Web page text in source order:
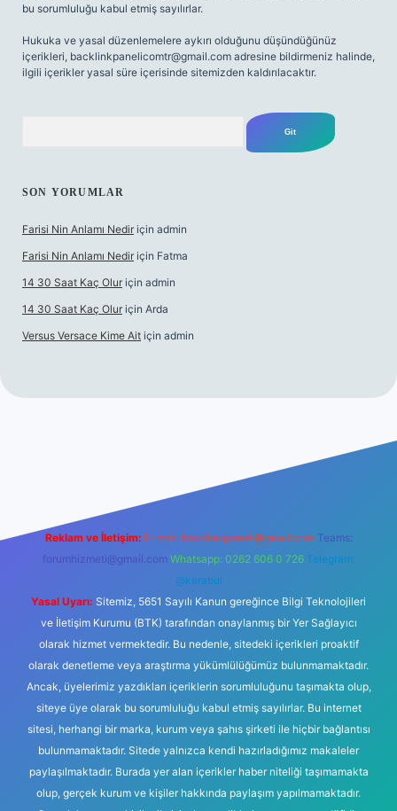
bu sorumluluğu kabul etmiş sayılırlar.
Hukuka ve yasal düzenlemelere aykırı olduğunu düşündüğünüz
içerikleri, backlinkpanelicomtr@gmail.com adresine bildirmeniz halinde,
ilgili içerikler yasal süre içerisinde sitemizden kaldırılacaktır.
SON YORUMLAR
Farisi Nin Anlamı Nedir için admin
Farisi Nin Anlamı Nedir için Fatma
14 30 Saat Kaç Olur için admin
14 30 Saat Kaç Olur için Arda
Versus Versace Kime Ait için admin
Reklam ve İletişim: E-mail: backlinkpaneli@gmail.com Teams:
forumhizmeti@gmail.com Whatsapp: 0262 606 0 726 Telegram:
@karabul
Yasal Uyarı: Sitemiz, 5651 Sayılı Kanun gereğince Bilgi Teknolojileri
ve İletişim Kurumu (BTK) tarafından onaylanmış bir Yer Sağlayıcı
olarak hizmet vermektedir. Bu nedenle, sitedeki içerikleri proaktif
olarak denetleme veya araştırma yükümlülüğümüz bulunmamaktadır.
Ancak, üyelerimiz yazdıkları içeriklerin sorumluluğunu taşımakta olup,
siteye üye olarak bu sorumluluğu kabul etmiş sayılırlar. Bu internet
sitesi, herhangi bir marka, kurum veya şahıs şirketi ile hiçbir bağlantısı
bulunmamaktadır. Sitede yalnızca kendi hazırladığımız makaleler
paylaşılmaktadır. Burada yer alan içerikler haber niteliği taşımamakta
olup, gerçek kurum ve kişiler hakkında paylaşım yapılmamaktadır.